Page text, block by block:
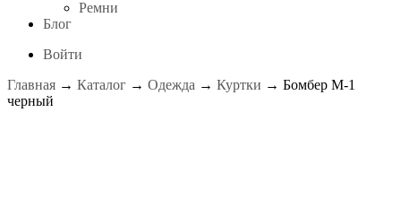
Ремни
Блог
Войти
Главная → Каталог → Одежда → Куртки → Бомбер М-1
черный